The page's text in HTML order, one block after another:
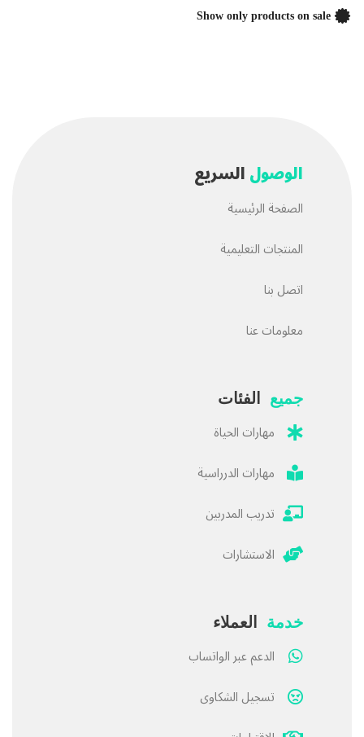
Show only products on sale
الوصولالسريع
الصفحة الرئيسية
المنتجات التعليمية
اتصل بنا
معلومات عنا
جميع الفئات
مهارات الحياة
مهارات الدرراسية
تدريب المدربين
الاستشارات
خدمة العملاء
الدعم عبر الواتساب
تسجيل الشكاوى